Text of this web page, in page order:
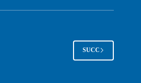
SUCC